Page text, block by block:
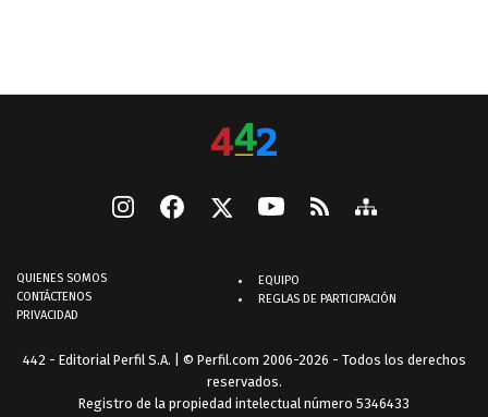
QUIENES SOMOS
CONTÁCTENOS
PRIVACIDAD
EQUIPO
REGLAS DE PARTICIPACIÓN
442 - Editorial Perfil S.A. | © Perfil.com 2006-2026 - Todos los derechos
reservados.
Registro de la propiedad intelectual número 5346433